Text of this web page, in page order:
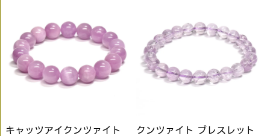
キャッツアイクンツァイト
クンツァイト ブレスレット